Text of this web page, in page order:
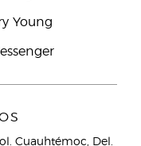
Young
Cuauhtémoc, Del.